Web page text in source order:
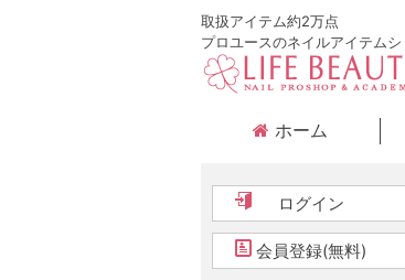
取扱アイテム約2万点
プロユースのネイルアイテム
ホーム
ログイン
会員登録(無料)